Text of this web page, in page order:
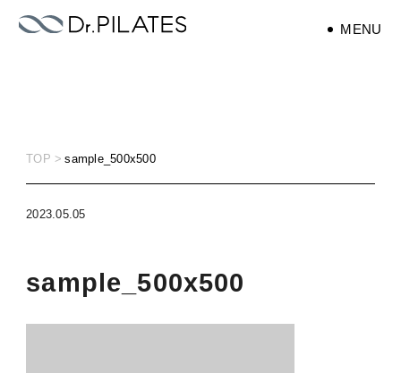
TOP sample_500x500
2023.05.05
sample_500x500
ピラティス
MENU